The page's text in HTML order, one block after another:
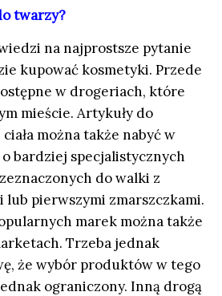
twarzy?
na najprostsze pytanie
kupować kosmetyki. Przede
w drogeriach, które
mieście. Artykuły do
można także nabyć w
bardziej specjalistycznych
do walki z
lub pierwszymi zmarszczkami.
marek można także
Trzeba jednak
że wybór produktów w tego
ograniczony. Inną drogą